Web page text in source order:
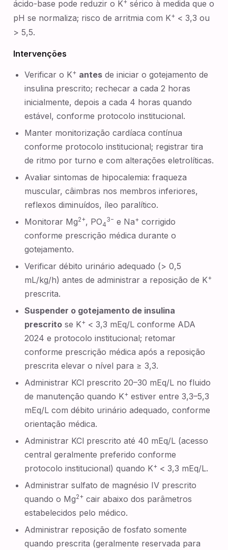
ácido-base pode reduzir o K
sérico à medida que o
pH se normaliza; risco de arritmia com K+ < 3,3 ou
> 5,5.
Intervenções
Verificar o K+ antes de iniciar o gotejamento de
insulina prescrito; rechecar a cada 2 horas
inicialmente, depois a cada 4 horas quando
estável, conforme protocolo institucional.
Manter monitorização cardíaca contínua
conforme protocolo institucional; registrar tira
de ritmo por turno e com alterações eletrolíticas.
Avaliar sintomas de hipocalemia: fraqueza
muscular, câimbras nos membros inferiores,
reflexos diminuídos, íleo paralítico.
Monitorar Mg2+, PO4
3− e Na+ corrigido
conforme prescrição médica durante o
gotejamento.
Verificar débito urinário adequado (> 0,5
mL/kg/h) antes de administrar a reposição de K+
prescrita.
Suspender o gotejamento de insulina
prescrito se K+ < 3,3 mEq/L conforme ADA
2024 e protocolo institucional; retomar
conforme prescrição médica após a reposição
prescrita elevar o nível para ≥ 3,3.
Administrar KCl prescrito 20–30 mEq/L no fluido
de manutenção quando K+ estiver entre 3,3–5,3
mEq/L com débito urinário adequado, conforme
orientação médica.
Administrar KCl prescrito até 40 mEq/L (acesso
central geralmente preferido conforme
protocolo institucional) quando K+ < 3,3 mEq/L.
Administrar sulfato de magnésio IV prescrito
quando o Mg2+ cair abaixo dos parâmetros
estabelecidos pelo médico.
Administrar reposição de fosfato somente
quando prescrita (geralmente reservada para